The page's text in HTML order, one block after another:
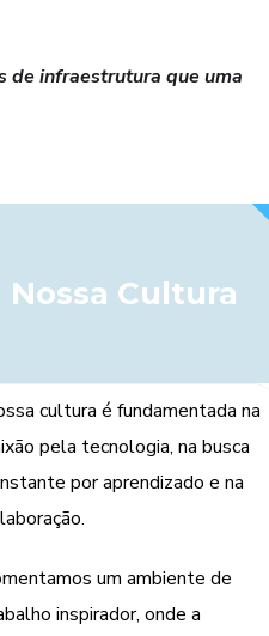
de infraestrutura que uma
Nossa Cultura
cultura é fundamentada na
pela tecnologia, na busca
por aprendizado e na
um ambiente de
inspirador, onde a